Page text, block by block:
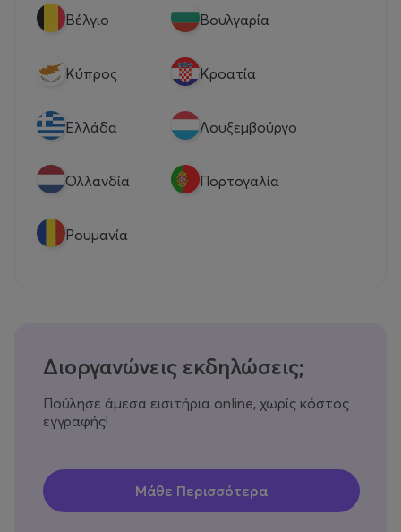
Βέλγιο Βουλγαρία
Κύπρος Κροατία
Eλλάδα Λουξεμβούργο
Ολλανδία Πορτογαλία
Ρουμανία
Διοργανώνεις εκδηλώσεις;
Πούλησε άμεσα εισιτήρια online, χωρίς κόστος
εγγραφής!